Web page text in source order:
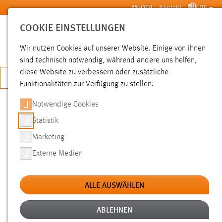
Zum Hauptinhalt springen MyOTH Kontakt DE
SUCHE
JETZT BEWERBEN
Hochschule Aktuelles News der OTH Amberg-Weiden
MEDIZINTECHNIK:
KOOPERATIONSVEREINBARUNG
MIT DER KLINIKEN
NORDOBERPFALZ AG
28.05.2014
COOKIE EINSTELLUNGEN
Wir nutzen Cookies auf unserer Website. Einige von ihnen
sind technisch notwendig, während andere uns helfen,
diese Website zu verbessern oder zusätzliche
Funktionalitäten zur Verfügung zu stellen.
Notwendige Cookies
Statistik
Marketing
Externe Medien
ALLE AUSWÄHLEN
ABLEHNEN